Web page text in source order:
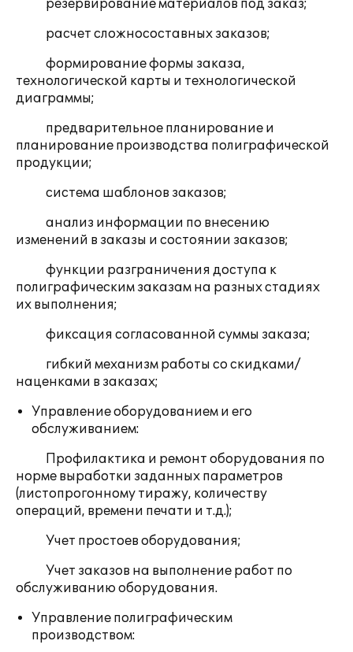
резервирование материалов под заказ;
расчет сложносоставных заказов;
формирование формы заказа,
технологической карты и технологической
диаграммы;
предварительное планирование и
планирование производства полиграфической
продукции;
система шаблонов заказов;
анализ информации по внесению
изменений в заказы и состоянии заказов;
функции разграничения доступа к
полиграфическим заказам на разных стадиях
их выполнения;
фиксация согласованной суммы заказа;
гибкий механизм работы со скидками/
наценками в заказах;
Управление оборудованием и его
обслуживанием:
Профилактика и ремонт оборудования по
норме выработки заданных параметров
(листопрогонному тиражу, количеству
операций, времени печати и т.д.);
Учет простоев оборудования;
Учет заказов на выполнение работ по
обслуживанию оборудования.
Управление полиграфическим
производством: